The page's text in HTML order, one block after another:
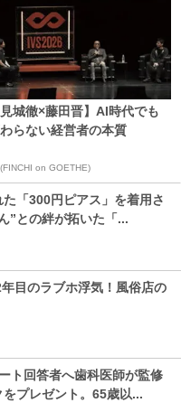
見城徹×藤田晋】AI時代でも
らない経営者の本質
on GOETHE)
「300円ピアス」を着用さ
”との絆が拓いた「...
目のラブホ浮気！風俗店の
ト回答者へ歯科医師が監修
をプレゼント。65歳以...